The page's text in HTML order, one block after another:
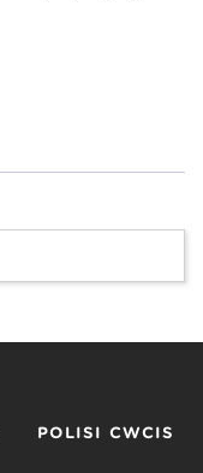
POLISI CWCIS